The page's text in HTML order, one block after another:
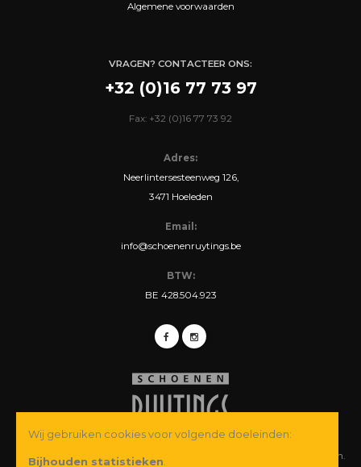
Algemene voorwaarden
VRAGEN? CONTACTEER ONS:
+32 (0)16 77 73 97
Fax: +32 (0)16 77 73 92
Adres:
Neerlintersesteenweg 126,
3471 Hoeleden
Email:
info@schoenenruytings.be
BTW:
BE 428.504.923
© Copyright 2026 Schoenen Ruytings BVBA. Alle rechten voorbehouden.
Wij gebruiken cookies voor volgende doeleinden:
Bijhouden statistieken